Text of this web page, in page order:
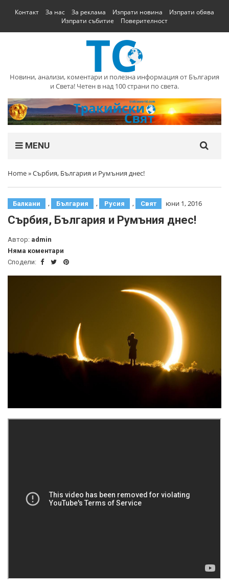
Контакт За нас За реклама Изпрати новина
Изпрати обява
Изпрати събитие
Поверителност
Новини, анализи, коментари и полезна информация от България
и Света! Четен в над 100 страни по света.
MENU
Home»Сърбия, България и Румъния днес!
Балкани , България , Русия , Свят юни 1, 2016
Сърбия, България и Румъния днес!
Автор: admin
Няма коментари
Сподели: